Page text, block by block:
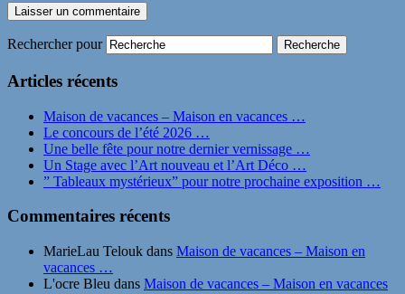
Rechercher pour
Articles récents
Maison de vacances – Maison en vacances …
Le concours de l’été 2026 …
Une belle fête pour notre dernier vernissage …
Un Stage avec l’Art nouveau et l’Art Déco …
” Tableaux mystérieux” pour notre prochaine exposition …
Commentaires récents
MarieLau Telouk dans Maison de vacances – Maison en
vacances …
L'ocre Bleu dans Maison de vacances – Maison en vacances